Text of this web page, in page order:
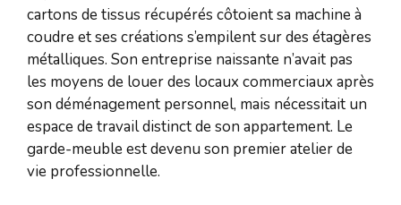
cartons de tissus récupérés côtoient sa machine à
coudre et ses créations s’empilent sur des étagères
métalliques. Son entreprise naissante n’avait pas
les moyens de louer des locaux commerciaux après
son déménagement personnel, mais nécessitait un
espace de travail distinct de son appartement. Le
garde-meuble est devenu son premier atelier de
vie professionnelle.